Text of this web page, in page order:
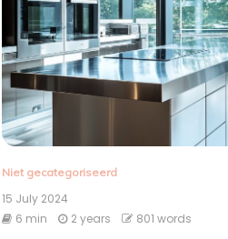
Niet gecategoriseerd
15 July 2024
6 min
2 years 801 words